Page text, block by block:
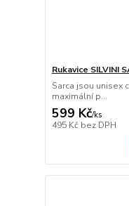
Rukavice SILVINI
Sarca jsou unisex
maximální p...
599 Kč/ks
495 Kč bez DPH